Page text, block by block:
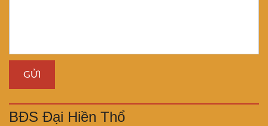
BĐS Đại Hiền Thổ